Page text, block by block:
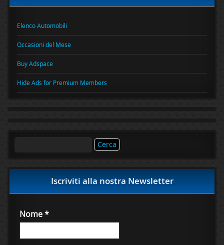
Elenco Automobili
Occasioni del Mese
Buy Adspace
Hide Ads for Premium Members
Iscriviti alla nostra Newsletter
Nome*